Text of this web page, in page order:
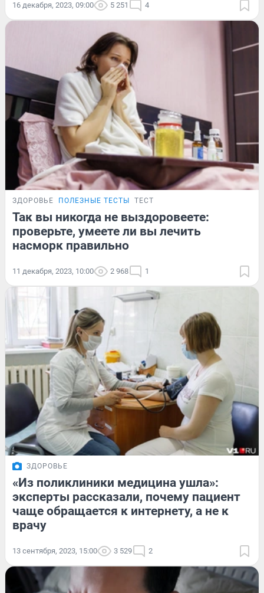
16 декабря, 2023, 09:00 5 251 4
ЗДОРОВЬЕ ПОЛЕЗНЫЕ ТЕСТЫ ТЕСТ
Так вы никогда не выздоровеете:
проверьте, умеете ли вы лечить
насморк правильно
11 декабря, 2023, 10:00 2 968 1
ЗДОРОВЬЕ
«Из поликлиники медицина ушла»:
эксперты рассказали, почему пациент
чаще обращается к интернету, а не к
врачу
13 сентября, 2023, 15:00 3 529 2